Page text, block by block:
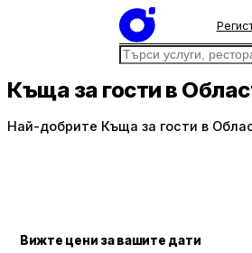
Къща за гости в
Най-добрите Къща за гости в
Вижте цени за вашите дати